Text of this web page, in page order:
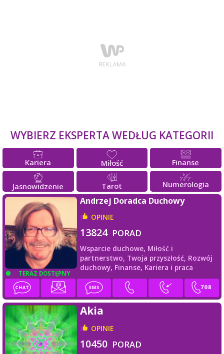
WYBIERZ EKSPERTA WEDŁUG KATEGORII
Kariera Miłość Finanse
Jasnowidzenie Tarot Numerologia
TERAZ DOSTĘPNY
Andrzej Doradca Duchowy
OPINIE
13824 PORAD
Wsparcie duchowe, Miłość i
partnerstwo, Twoja przyszłość, Rozwój
duchowy, Finanse, Kariera i praca
Akia
OPINIE
10450 PORAD